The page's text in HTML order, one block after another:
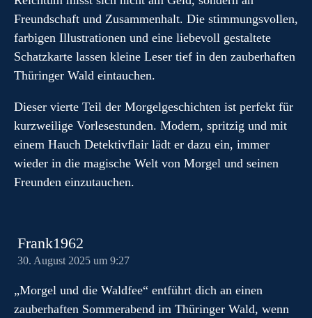
Freundschaft und Zusammenhalt. Die stimmungsvollen,
farbigen Illustrationen und eine liebevoll gestaltete
Schatzkarte lassen kleine Leser tief in den zauberhaften
Thüringer Wald eintauchen.
Dieser vierte Teil der Morgelgeschichten ist perfekt für
kurzweilige Vorlesestunden. Modern, spritzig und mit
einem Hauch Detektivflair lädt er dazu ein, immer
wieder in die magische Welt von Morgel und seinen
Freunden einzutauchen.
Frank1962
30. August 2025 um 9:27
„Morgel und die Waldfee“ entführt dich an einen
zauberhaften Sommerabend im Thüringer Wald, wenn